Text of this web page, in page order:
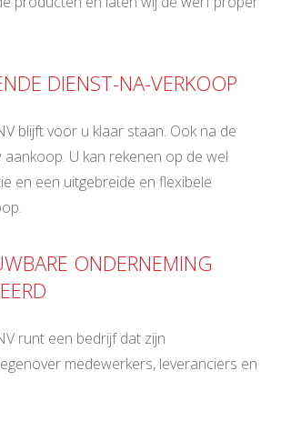
DIENST-NA-VERKOOP
blijft voor u klaar staan. Ook na de
aankoop. U kan rekenen op de wel
en een uitgebreide en flexibele
ONDERNEMING
runt een bedrijf dat zijn
medewerkers, leveranciers en